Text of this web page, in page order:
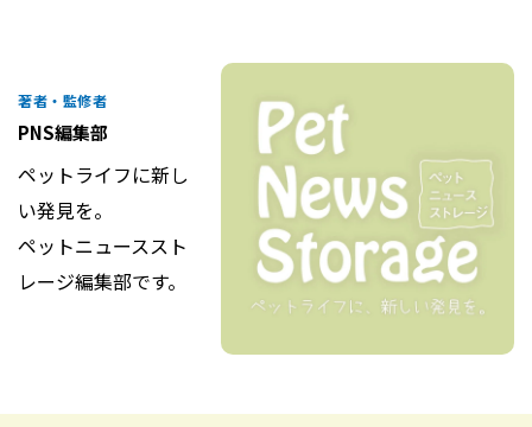
著者・監修者
PNS編集部
ペットライフに新し
い発見を。
ペットニューススト
レージ編集部です。